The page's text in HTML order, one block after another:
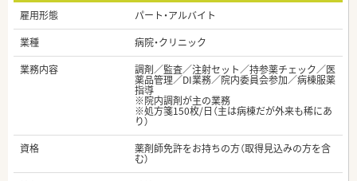
雇用形態
パート・アルバイト
業種
病院・クリニック
業務内容
調剤／監査／注射セット／持参薬チェック／医
薬品管理／DI業務／院内委員会参加／病棟服薬
指導
※院内調剤が主の業務
※処方箋150枚/日（主は病棟だが外来も稀にあ
り）
資格
薬剤師免許をお持ちの方（取得見込みの方を含
む）